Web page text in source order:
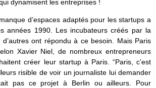
dynamisent les entreprises !
d’espaces adaptés pour les startups a
années 1990. Les incubateurs créés par la
ont répondu à ce besoin. Mais Paris
Xavier Niel, de nombreux entrepreneurs
créer leur startup à Paris. “Paris, c’est
risible de voir un journaliste lui demander
pas ce projet à Berlin ou ailleurs. Pour